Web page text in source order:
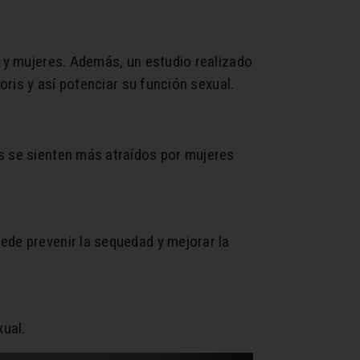
mujeres. Además, un estudio realizado
y así potenciar su función sexual.
se sienten más atraídos por mujeres
prevenir la sequedad y mejorar la